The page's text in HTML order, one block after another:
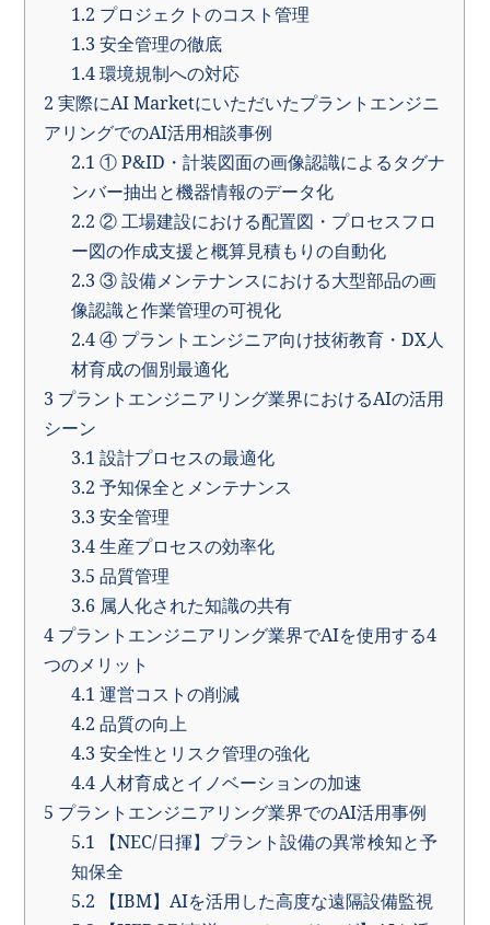
1.2 プロジェクトのコスト管理
1.3 安全管理の徹底
1.4環境規制への対応
2 実際にAI Marketにいただいたプラントエンジニ
アリングでのAI活用相談事例
2.1 ① P&ID・計装図面の画像認識によるタグナ
ンバー抽出と機器情報のデータ化
2.2 ② 工場建設における配置図・プロセスフロ
ー図の作成支援と概算見積もりの自動化
2.3 ③ 設備メンテナンスにおける大型部品の画
像認識と作業管理の可視化
2.4④ プラントエンジニア向け技術教育・DX人
材育成の個別最適化
3 プラントエンジニアリング業界におけるAIの活用
シーン
3.1 設計プロセスの最適化
3.2 予知保全とメンテナンス
3.3 安全管理
3.4生産プロセスの効率化
3.5 品質管理
3.6属人化された知識の共有
4 プラントエンジニアリング業界でAIを使用する4
つのメリット
4.1 運営コストの削減
4.2 品質の向上
4.3 安全性とリスク管理の強化
4.4人材育成とイノベーションの加速
5 プラントエンジニアリング業界でのAI活用事例
5.1 【NEC/日揮】プラント設備の異常検知と予
知保全
5.2 【IBM】AIを活用した高度な遠隔設備監視